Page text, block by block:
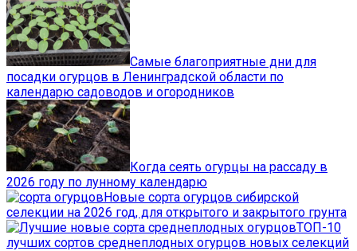
Самые благоприятные дни для
посадки огурцов в Ленинградской области по
календарю садоводов и огородников
Когда сеять огурцы на рассаду в
2026 году по лунному календарю
Новые сорта огурцов сибирской
селекции на 2026 год, для открытого и закрытого грунта
ТОП-10
лучших сортов среднеплодных огурцов новых селекций